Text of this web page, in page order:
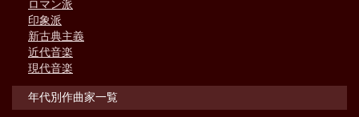
ロマン派
印象派
新古典主義
近代音楽
現代音楽
年代別作曲家一覧